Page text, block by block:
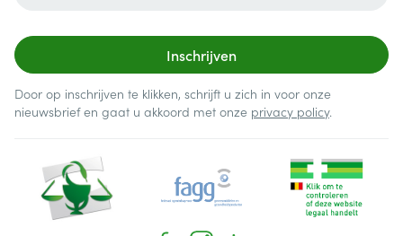
Inschrijven
Door op inschrijven te klikken, schrijft u zich in voor onze
nieuwsbrief en gaat u akkoord met onze privacy policy.